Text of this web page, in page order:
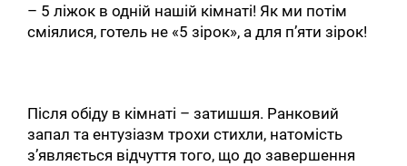
– 5 ліжок в одній нашій кімнаті! Як ми потім
сміялися, готель не «5 зірок», а для п’яти зірок!
Після обіду в кімнаті – затишшя. Ранковий
запал та ентузіазм трохи стихли, натомість
з’являється відчуття того, що до завершення